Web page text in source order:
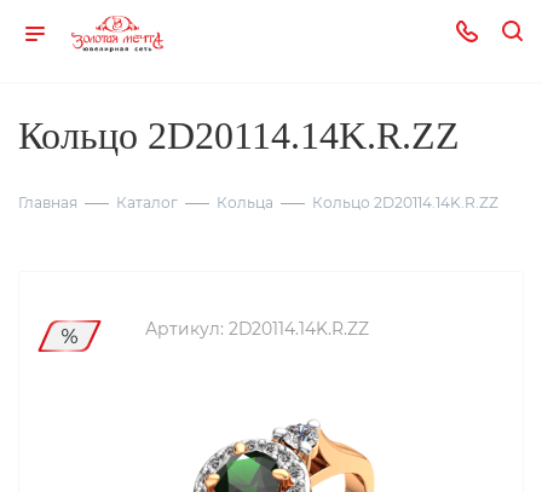
Кольцо 2D20114.14K.R.ZZ
Главная Каталог Кольца Кольцо 2D20114.14K.R.ZZ
Артикул: 2D20114.14K.R.ZZ